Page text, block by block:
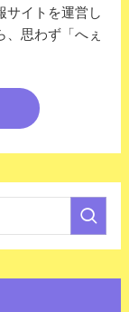
サイトを運営し
思わず「へぇ